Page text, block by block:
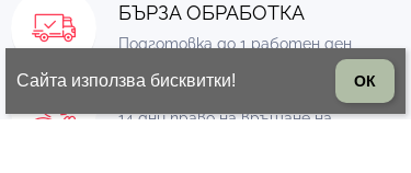
БЪРЗА ОБРАБОТКА
Подготовка до 1 работен ден
ВРЪЩАНЕ НА СТОКА
14 дни право на връщане на
Сайта използва бисквитки! ОК